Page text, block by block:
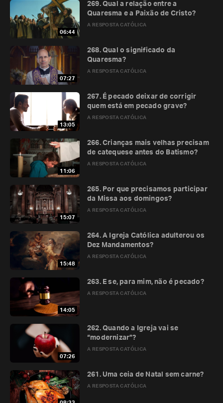
06:44
A RESPOSTA CATÓLICA
269. Qual a relação entre a
Quaresma e a Paixão de Cristo?
07:27
A RESPOSTA CATÓLICA
268. Qual o significado da
Quaresma?
13:05
A RESPOSTA CATÓLICA
267. É pecado deixar de corrigir
quem está em pecado grave?
11:06
A RESPOSTA CATÓLICA
266. Crianças mais velhas precisam
de catequese antes do Batismo?
15:07
A RESPOSTA CATÓLICA
265. Por que precisamos participar
da Missa aos domingos?
15:48
A RESPOSTA CATÓLICA
264. A Igreja Católica adulterou os
Dez Mandamentos?
14:05
A RESPOSTA CATÓLICA
263. E se, para mim, não é pecado?
07:26
A RESPOSTA CATÓLICA
262. Quando a Igreja vai se
“modernizar”?
A RESPOSTA CATÓLICA
261. Uma ceia de Natal sem carne?